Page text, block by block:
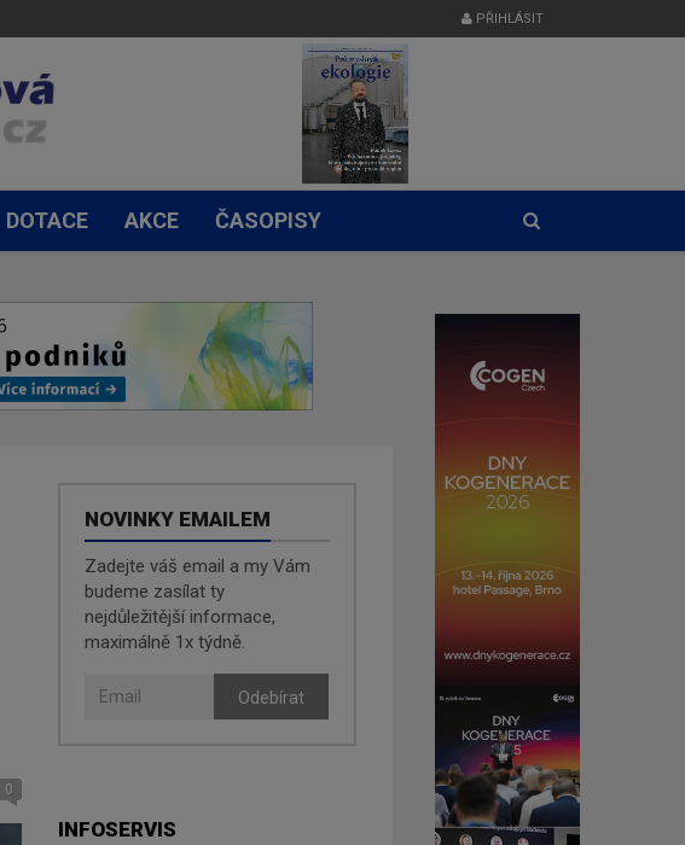
PŘIHLÁSIT
DOTACE AKCE ČASOPISY
0
NOVINKY EMAILEM
Zadejte váš email a my Vám
budeme zasílat ty
nejdůležitější informace,
maximálně 1x týdně.
Odebírat
INFOSERVIS